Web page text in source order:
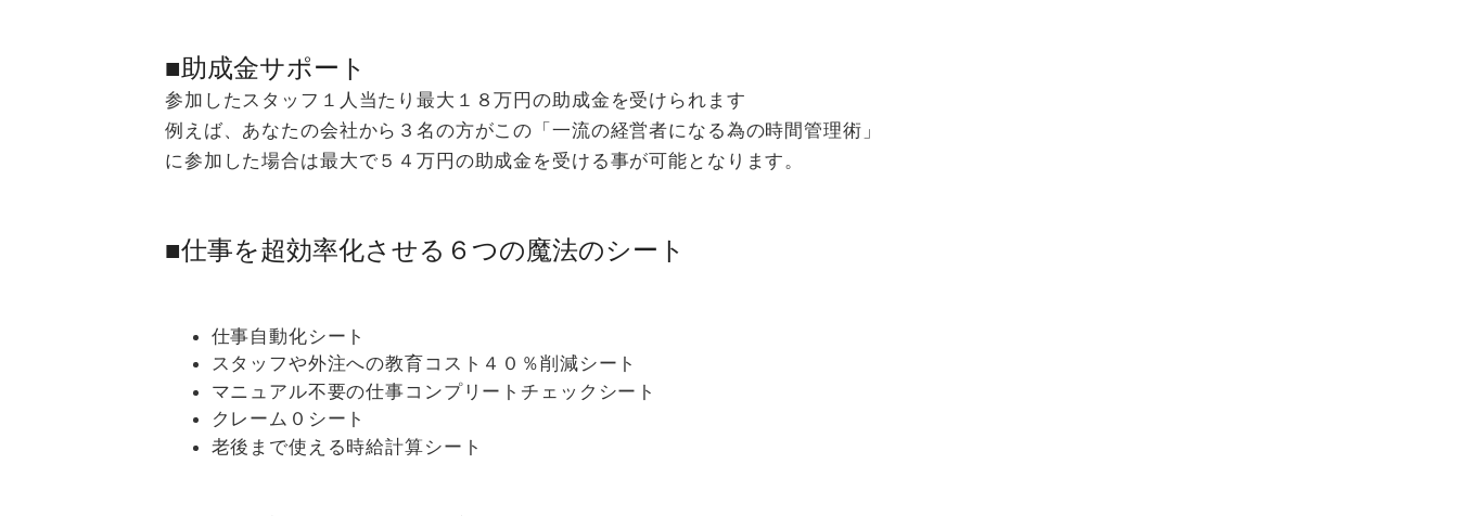
■助成金サポート
参加したスタッフ１人当たり最大１８万円の助成金を受けられます
例えば、あなたの会社から３名の方がこの「一流の経営者になる為の時間管理術」
に参加した場合は最大で５４万円の助成金を受ける事が可能となります。
■仕事を超効率化させる６つの魔法のシート
仕事自動化シート
スタッフや外注への教育コスト４０％削減シート
マニュアル不要の仕事コンプリートチェックシート
クレーム０シート
老後まで使える時給計算シート